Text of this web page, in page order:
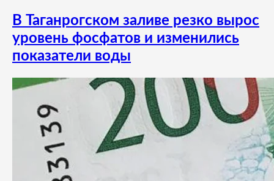
В Таганрогском заливе резко вырос
уровень фосфатов и изменились
показатели воды